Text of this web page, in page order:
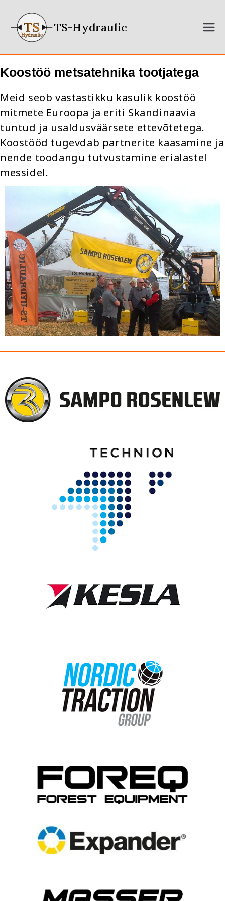
TS-Hydraulic
Koostöö metsatehnika tootjatega
Meid seob vastastikku kasulik koostöö
mitmete Euroopa ja eriti Skandinaavia
tuntud ja usaldusväärsete ettevõtetega.
Koostööd tugevdab partnerite kaasamine ja
nende toodangu tutvustamine erialastel
messidel.